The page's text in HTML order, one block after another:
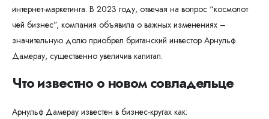
интернет-маркетинга. В 2023 году, отвечая на вопрос “космолот
чей бизнес”, компания объявила о важных изменениях –
значительную долю приобрел британский инвестор Арнульф
Дамерау, существенно увеличив капитал.
Что известно о новом совладельце
Арнульф Дамерау известен в бизнес-кругах как: